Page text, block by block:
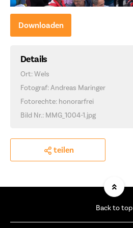
Downloaden
Details
Ort: Wels
Fotograf: Andreas Maringer
Fotorechte: honorarfrei
Bild Nr.: MMG_1004-1.jpg
teilen
Back to top